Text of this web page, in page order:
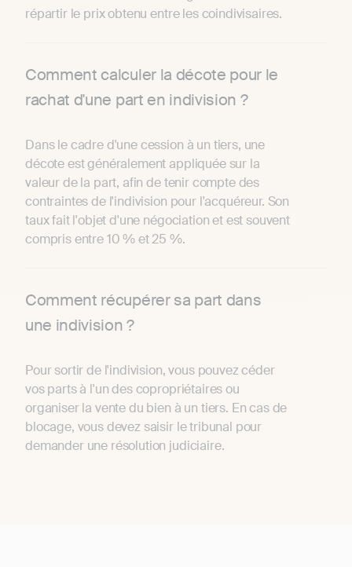
répartir le prix obtenu entre les coindivisaires.
Comment calculer la décote pour le
rachat d'une part en indivision ?
Dans le cadre d'une cession à un tiers, une
décote est généralement appliquée sur la
valeur de la part, afin de tenir compte des
contraintes de l'indivision pour l'acquéreur. Son
taux fait l'objet d'une négociation et est souvent
compris entre 10 % et 25 %.
Comment récupérer sa part dans
une indivision ?
Pour sortir de l'indivision, vous pouvez céder
vos parts à l'un des copropriétaires ou
organiser la vente du bien à un tiers. En cas de
blocage, vous devez saisir le tribunal pour
demander une résolution judiciaire.